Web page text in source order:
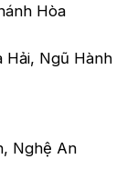
Hòa
Hải, Ngũ Hành
Nghệ An